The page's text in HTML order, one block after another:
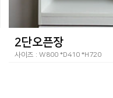
2단오픈장
사이즈 : W800 *D410 *H720